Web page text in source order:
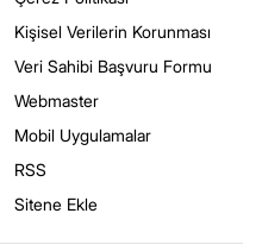
Kişisel Verilerin Korunması
Veri Sahibi Başvuru Formu
Webmaster
Mobil Uygulamalar
RSS
Sitene Ekle